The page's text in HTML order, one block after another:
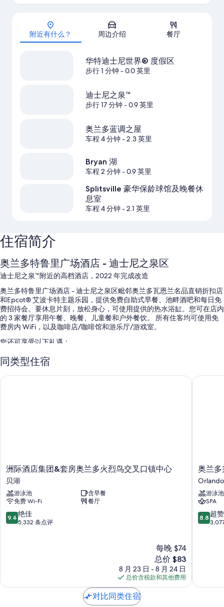
地图
附近有什么？ 周边介绍 餐厅
华特迪士尼世界® 度假区
步行 1 分钟- 0.0 英里
迪士尼之泉™
步行 17 分钟- 0.9 英里
奥兰多蓝调之屋
车程 4 分钟- 2.3 英里
Bryan 湖
车程 2 分钟- 0.9 英里
Splitsville 豪华保龄球馆及晚餐休
息室
车程 4 分钟- 2.1 英里
住宿简介
奥兰多特鲁里广场酒店 - 迪士尼之泉区
迪士尼之泉™附近的高档酒店，2022 年完成改造
奥兰多特鲁里广场酒店 - 迪士尼之泉区毗邻奥兰多瓦恩兰名品直销折扣店
和Epcot® 艾波卡特主题乐园，提供免费自助式早餐、池畔酒吧和每日免
费招待会。要休息片刻，放松身心，可使用提供的热水浴缸。您可在店内
的 3 家餐厅享用午餐、晚餐、儿童餐和户外餐饮。 所有住客均可使用免
费房内 WiFi，以及咖啡店/咖啡馆和游乐厅/游戏室。
您还可享受以下礼遇：
室外游泳池配备日光浴躺椅和戏水区
住宿场所干净、舒适的客房得到了高度评价。
更多设施/服务还包括：
折叠床/加床（额外收费）和免费婴儿床
浴室配备淋浴/浴缸组合和免费洗浴用品
55-英寸高清电视，带收费电视频道
同类型住宿
洲
际
酒
店
集
团
&
烈
洲际酒店集团&套房奥兰多火烈鸟交叉口镇中心
贝湖
游泳池
含早餐
免费 Wi-Fi
餐厅
9.4
分，
条
9.4 绝佳
5,332 条点评
每晚 $74
新
价
格
$83
总价 $83
8 月 23 日 - 8 月 24 日
总价含税款和其他费用
洲际酒店集团&套房奥兰多火烈鸟交叉口镇中心
奥
兰
多
邦
内
溪
温
假
奥兰多
Orlando
游泳池
SPA
8.8
分，
条
8.8 超赞
奥兰多
对比同类住宿